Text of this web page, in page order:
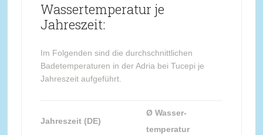
Wassertemperatur je
Jahreszeit:
Im Folgenden sind die durchschnittlichen
Badetemperaturen in der Adria bei Tucepi je
Jahreszeit aufgeführt.
Jahreszeit (DE)
Ø Wasser-
temperatur